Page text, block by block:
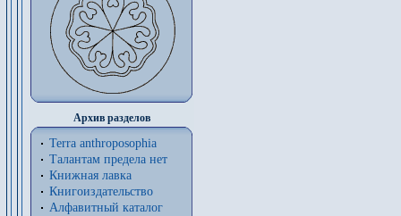
Архив разделов
Terra anthroposophia
Талантам предела нет
Книжная лавка
Книгоиздательство
Алфавитный каталог